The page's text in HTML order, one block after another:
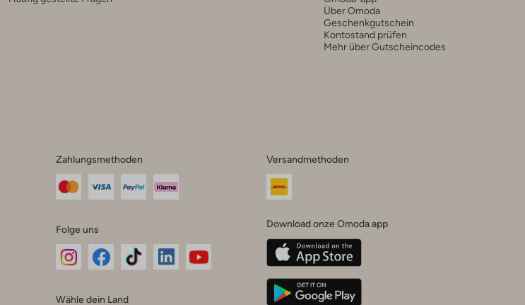
Über Omoda
Geschenkgutschein
Kontostand prüfen
Mehr über Gutscheincodes
Zahlungsmethoden
Folge uns
Wähle dein Land
Versandmethoden
Download onze Omoda app